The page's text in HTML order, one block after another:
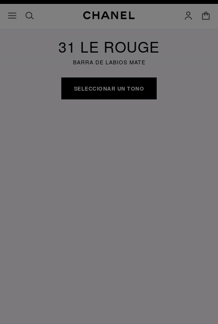
menú - navegación principal
- navegación principal
buscar cuenta
cesta
31 LE ROUGE
BARRA DE LABIOS MATE
SELECCIONAR UN TONO